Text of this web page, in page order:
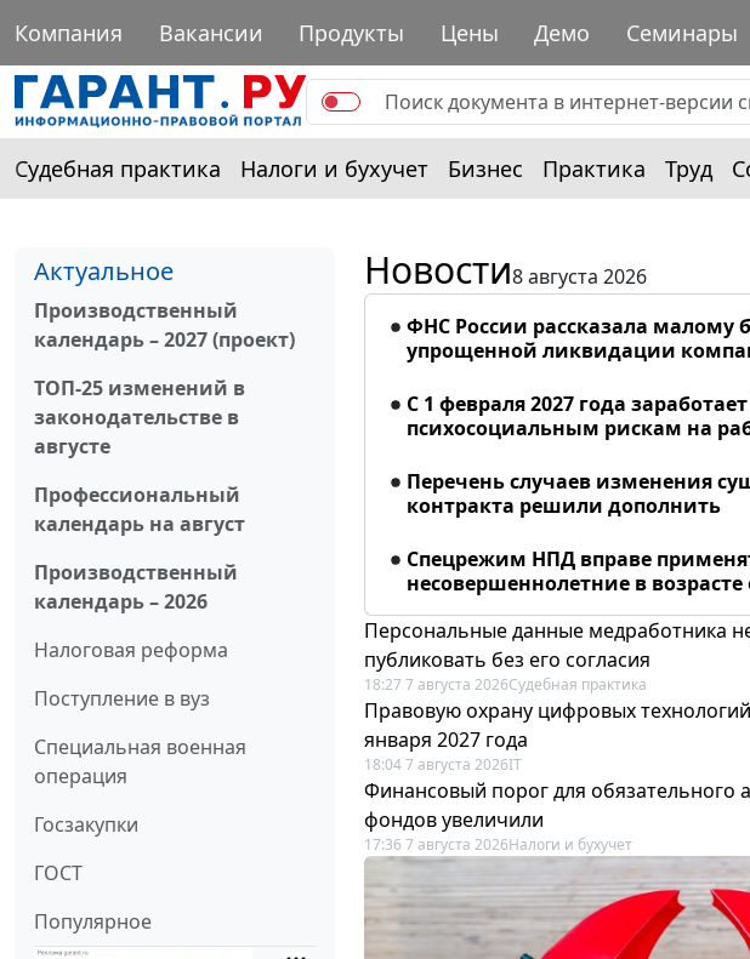
Компания Вакансии Продукты Цены Демо Семинары
Судебная практика Налоги и бухучет Бизнес Практика Труд
Актуальное
Производственный
календарь – 2027 (проект)
ТОП-25 изменений в
законодательстве в
августе
Профессиональный
календарь на август
Производственный
календарь – 2026
Налоговая реформа
Поступление в вуз
Специальная военная
операция
Госзакупки
ГОСТ
Популярное
Новости8 августа 2026
ФНС России рассказала малому
упрощенной ликвидации
С 1 февраля 2027 года
психосоциальным рискам на
Перечень случаев изменения
контракта решили дополнить
Спецрежим НПД вправе
несовершеннолетние в возрасте
Персональные данные медработника
публиковать без его согласия
18:27 7 августа 2026Судебная практика
Правовую охрану цифровых
января 2027 года
18:04 7 августа 2026IT
Финансовый порог для обязательного
фондов увеличили
17:36 7 августа 2026Налоги и бухучет